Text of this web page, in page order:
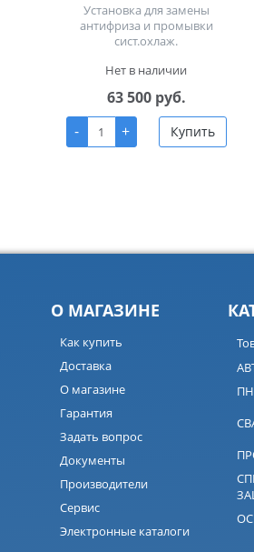
Установка для замены
антифриза и промывки
сист.охлаж.
Нет в наличии
63 500 руб.
-
+ Купить
О МАГАЗИНЕ
Как купить
Доставка
О магазине
Гарантия
Задать вопрос
Документы
Производители
Сервис
Электронные каталоги